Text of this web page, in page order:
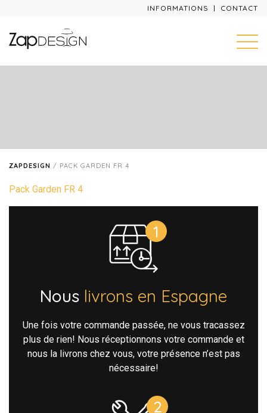
INFORMATIONS CONTACT
ZAPDESIGN / PACK GARDEN FR 4
Pack Garden FR 4
Nous livrons en Espagne
Une fois votre commande passée, ne vous tracassez
plus de rien! Nous réceptionnons votre commande et
nous la livrons chez vous, votre présence n’est pas
nécessaire!